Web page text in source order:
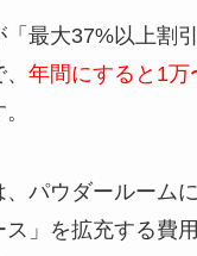
「最大37%以上割
年間にすると1万
パウダールーム
ス」を拡充する費